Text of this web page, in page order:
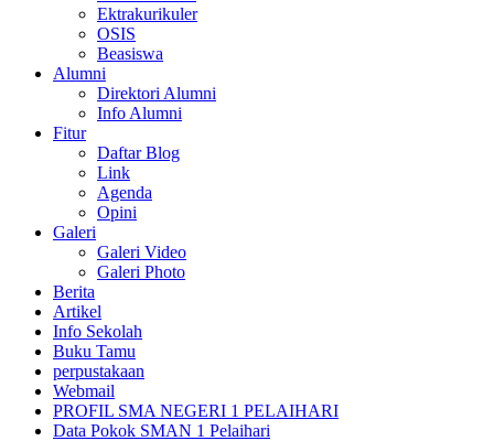
Ektrakurikuler
OSIS
Beasiswa
Alumni
Direktori Alumni
Info Alumni
Fitur
Daftar Blog
Link
Agenda
Opini
Galeri
Galeri Video
Galeri Photo
Berita
Artikel
Info Sekolah
Buku Tamu
perpustakaan
Webmail
PROFIL SMA NEGERI 1 PELAIHARI
Data Pokok SMAN 1 Pelaihari